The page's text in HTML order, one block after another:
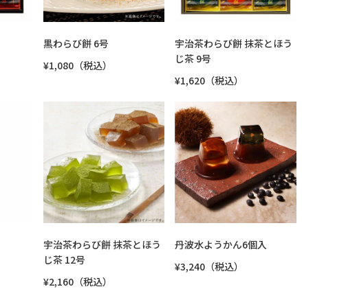
黒わらび餅 6号
¥1,080（税込）
宇治茶わらび餅 抹茶とほう
じ茶 9号
¥1,620（税込）
宇治茶わらび餅 抹茶とほう
じ茶 12号
¥2,160（税込）
丹波水ようかん6個入
¥3,240（税込）